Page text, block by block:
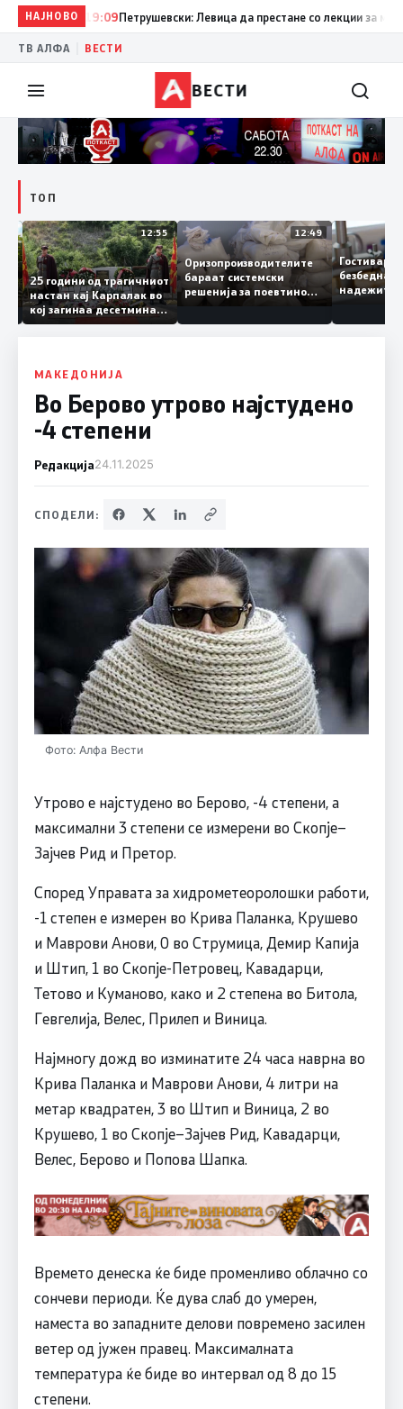
НАЈНОВО19:09Петрушевски: Левица да престане со лекции за морал
ТВ АЛФА ВЕСТИ
ВЕСТИ
ТОП
13:04 12:55
25 години од трагичниот
настан кај Карпалак во
кој загинаа десетмина
македонски бранители
12:49
Оризопроизводителите
бараат системски
решенија за поевтино
производство
МАКЕДОНИЈА
Во Берово утрово најстудено
-4 степени
Редакција24.11.2025
СПОДЕЛИ:
Фото: Алфа Вести
Утрово е најстудено во Берово, -4 степени, а
максимални 3 степени се измерени во Скопје–
Зајчев Рид и Претор.
Според Управата за хидрометеоролошки работи,
-1 степен е измерен во Крива Паланка, Крушево
и Маврови Анови, 0 во Струмица, Демир Капија
и Штип, 1 во Скопје-Петровец, Кавадарци,
Тетово и Куманово, како и 2 степена во Битола,
Гевгелија, Велес, Прилеп и Виница.
Најмногу дожд во изминатите 24 часа наврна во
Крива Паланка и Маврови Анови, 4 литри на
метар квадратен, 3 во Штип и Виница, 2 во
Крушево, 1 во Скопје–Зајчев Рид, Кавадарци,
Велес, Берово и Попова Шапка.
Времето денеска ќе биде променливо облачно со
сончеви периоди. Ќе дува слаб до умерен,
наместа во западните делови повремено засилен
ветер од јужен правец. Максималната
температура ќе биде во интервал од 8 до 15
степени.